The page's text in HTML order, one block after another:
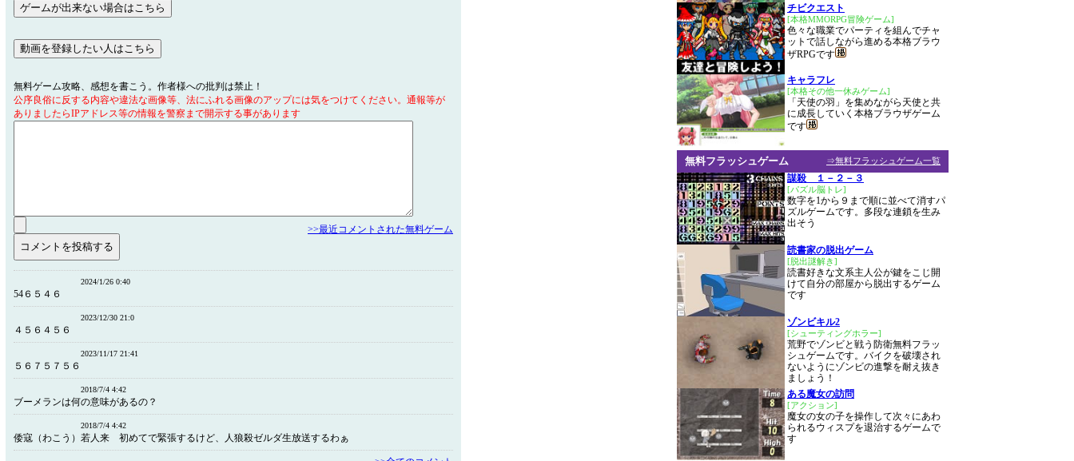
無料ゲーム攻略、感想を書こう。作者様への批判は禁止！
公序良俗に反する内容や違法な画像等、法にふれる画像のアップには気をつけてください。通報等が
ありましたらIPアドレス等の情報を警察まで開示する事があります
>>最近コメントされた無料ゲーム
2024/1/26 0:40
54６５４６
2023/12/30 21:0
４５６４５６
2023/11/17 21:41
５６７５７５６
2018/7/4 4:42
ブーメランは何の意味があるの？
2018/7/4 4:42
倭寇（わこう）若人来 初めてで緊張するけど、人狼殺ゼルダ生放送するわぁ
チビクエスト
[本格MMORPG冒険ゲーム]
色々な職業でパーティを組んでチャ
ットで話しながら進める本格ブラウ
ザRPGです
キャラフレ
[本格その他一休みゲーム]
「天使の羽」を集めながら天使と共
に成長していく本格ブラウザゲーム
です
⇒無料フラッシュゲーム一覧
無料フラッシュゲーム
謀殺 １－２－３
[パズル脳トレ]
数字を1から９まで順に並べて消すパ
ズルゲームです。多段な連鎖を生み
出そう
読書家の脱出ゲーム
[脱出謎解き]
読書好きな文系主人公が鍵をこじ開
けて自分の部屋から脱出するゲーム
です
ゾンビキル2
[シューティングホラー]
荒野でゾンビと戦う防衛無料フラッ
シュゲームです。バイクを破壊され
ないようにゾンビの進撃を耐え抜き
ましょう！
ある魔女の訪問
[アクション]
魔女の女の子を操作して次々にあわ
られるウィスプを退治するゲームで
す